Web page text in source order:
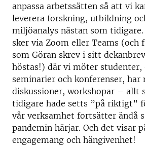
anpassa arbetssätten så att vi
leverera forskning, utbildning
miljöanalys nästan som
sker via Zoom eller Teams (och
som Göran skrev i sitt
höstas!) där vi möter studenter,
seminarier och konferenser, har
diskussioner, workshopar – allt
tidigare hade setts ”på riktigt”
vår verksamhet fortsätter ändå
pandemin härjar. Och det visar
engagemang och hängivenhet!